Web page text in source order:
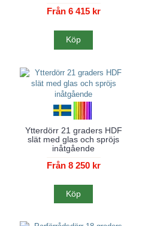
Från 6 415 kr
Köp
Ytterdörr 21 graders HDF
slät med glas och spröjs
inåtgående
Från 8 250 kr
Köp